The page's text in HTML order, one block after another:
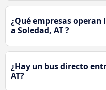
¿Qué empresas
a Soledad, AT ?
¿Hay un bus directo
AT?